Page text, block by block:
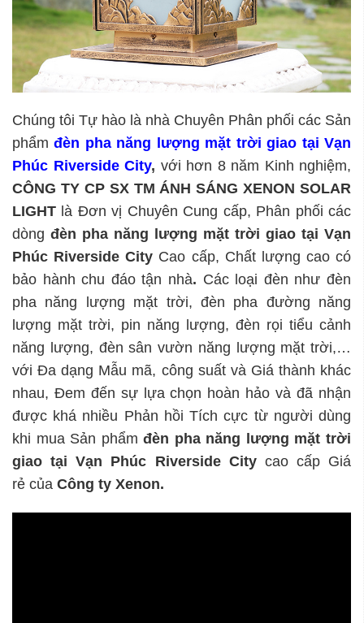
Chúng tôi Tự hào là nhà Chuyên Phân phối các Sản
phẩmđèn pha năng lượng mặt trời giao tại Vạn
Phúc Riverside City, với hơn 8 năm Kinh nghiệm,
CÔNG TY CP SX TM ÁNH SÁNG XENON SOLAR
LIGHT là Đơn vị Chuyên Cung cấp, Phân phối các
dòng đèn pha năng lượng mặt trời giao tại Vạn
Phúc Riverside City Cao cấp, Chất lượng cao có
bảo hành chu đáo tận nhà. Các loại đèn như đèn
pha năng lượng mặt trời, đèn pha đường năng
lượng mặt trời, pin năng lượng, đèn rọi tiểu cảnh
năng lượng, đèn sân vườn năng lượng mặt trời,…
với Đa dạng Mẫu mã, công suất và Giá thành khác
nhau, Đem đến sự lựa chọn hoàn hảo và đã nhận
được khá nhiều Phản hồi Tích cực từ người dùng
khi mua Sản phẩmđèn pha năng lượng mặt trời
giao tại Vạn Phúc Riverside City cao cấp Giá
rẻ của Công ty Xenon.